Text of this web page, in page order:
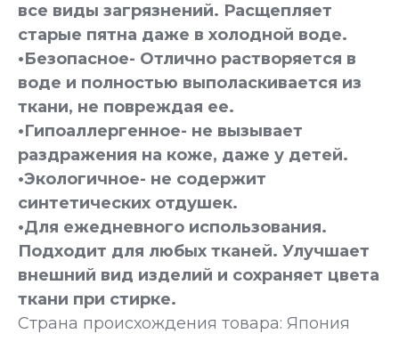
все виды загрязнений. Расщепляет
старые пятна даже в холодной воде.
•Безопасное- Отлично растворяется в
воде и полностью выполаскивается из
ткани, не повреждая ее.
•Гипоаллергенное- не вызывает
раздражения на коже, даже у детей.
•Экологичное- не содержит
синтетических отдушек.
•Для ежедневного использования.
Подходит для любых тканей. Улучшает
внешний вид изделий и сохраняет цвета
ткани при стирке.
Страна происхождения товара: Япония